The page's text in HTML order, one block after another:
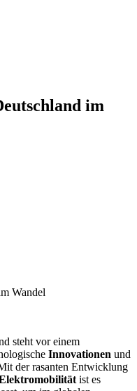
im
steht vor einem
Innovationen und
der rasanten Entwicklung
ist es